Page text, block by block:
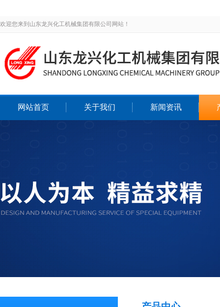
欢迎您来到山东龙兴化工机械集团有限公司网站！
网站首页 关于我们 新闻资讯